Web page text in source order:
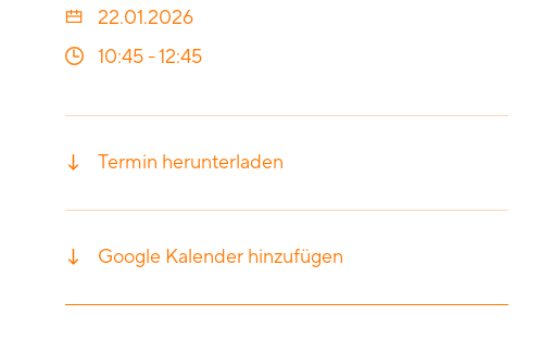
22.01.2026
10:45 -12:45
Termin herunterladen
Google Kalender hinzufügen